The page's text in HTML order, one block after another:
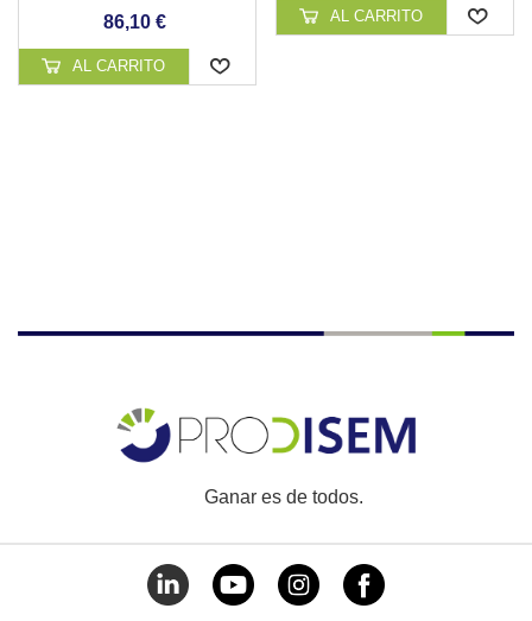
REVESTIMIENTO
86,10 €
AL CARRITO
AL CARRITO
Ganar es de todos.